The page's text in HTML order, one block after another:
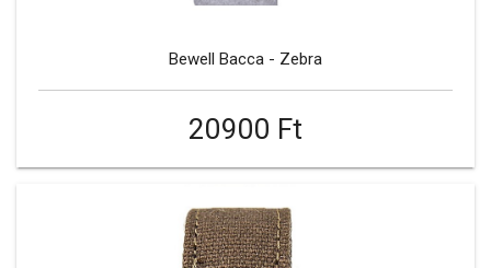
Bewell Bacca - Zebra
20900 Ft